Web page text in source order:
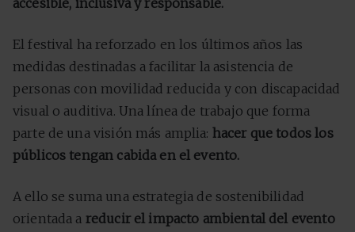
accesible, inclusiva y responsable.
El festival ha reforzado en los últimos años las
medidas destinadas a facilitar la asistencia de
personas con movilidad reducida y con discapacidad
visual o auditiva. Una línea de trabajo que forma
parte de una visión más amplia: hacer que todos los
públicos tengan cabida en el evento.
A ello se suma una estrategia de sostenibilidad
orientada a reducir el impacto ambiental del evento